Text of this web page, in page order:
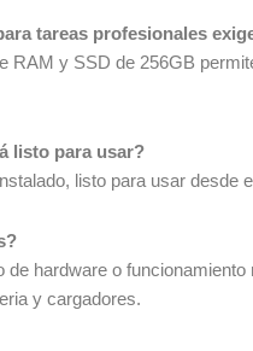
tareas profesionales
RAM y SSD de 256GB
listo para usar?
listo para usar
de hardware o
y cargadores.